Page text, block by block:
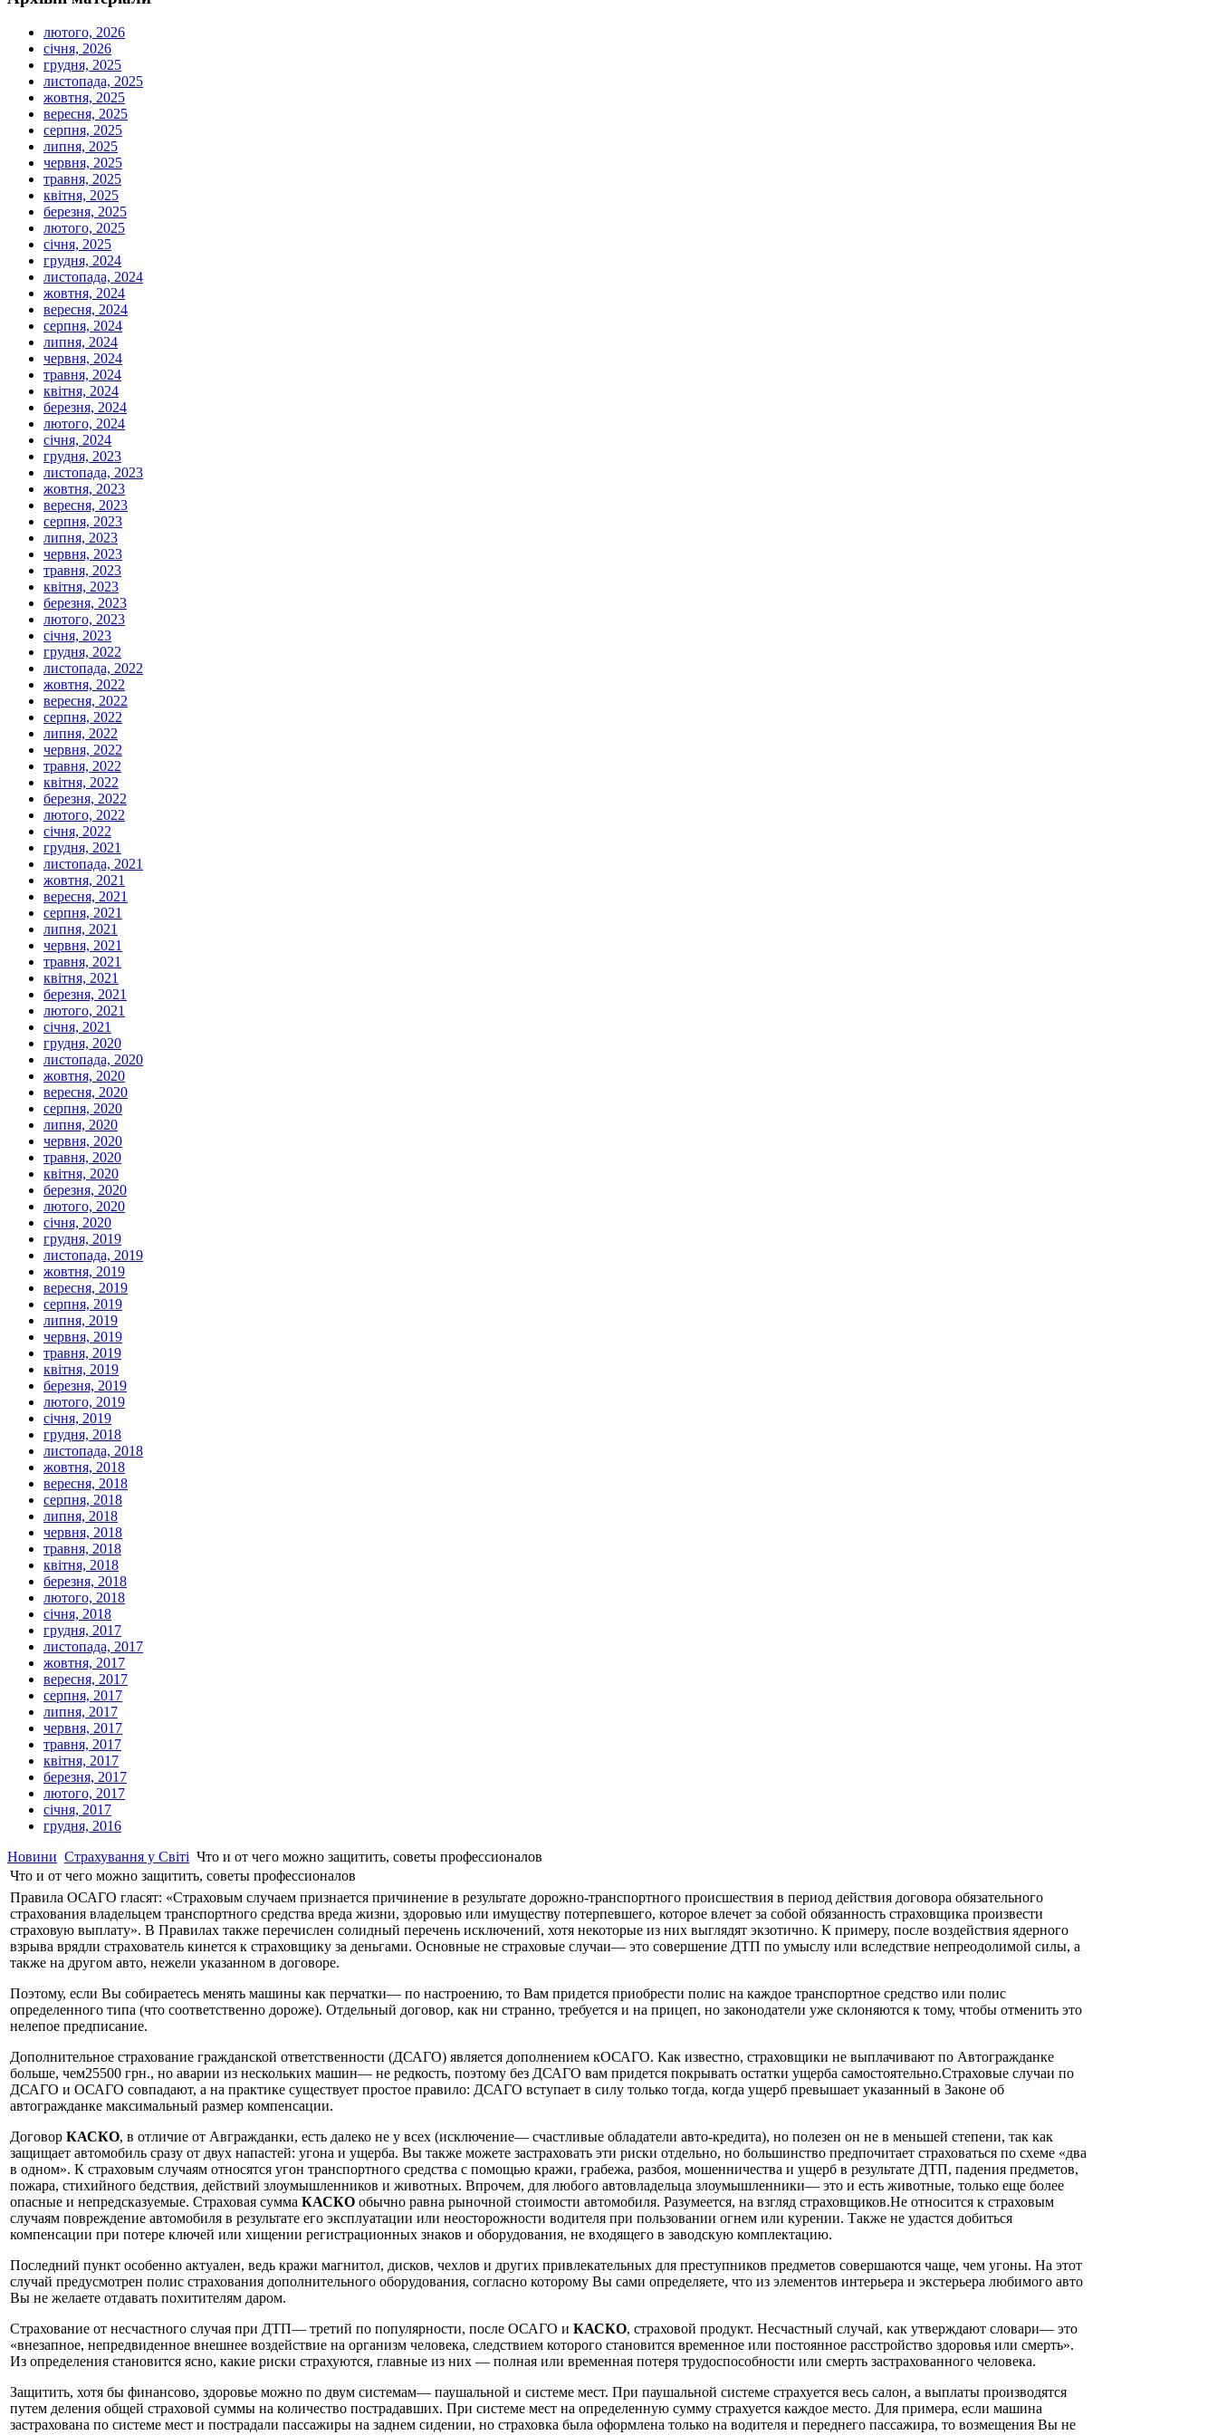
лютого, 2026
січня, 2026
грудня, 2025
листопада, 2025
жовтня, 2025
вересня, 2025
серпня, 2025
липня, 2025
червня, 2025
травня, 2025
квітня, 2025
березня, 2025
лютого, 2025
січня, 2025
грудня, 2024
листопада, 2024
жовтня, 2024
вересня, 2024
серпня, 2024
липня, 2024
червня, 2024
травня, 2024
квітня, 2024
березня, 2024
лютого, 2024
січня, 2024
грудня, 2023
листопада, 2023
жовтня, 2023
вересня, 2023
серпня, 2023
липня, 2023
червня, 2023
травня, 2023
квітня, 2023
березня, 2023
лютого, 2023
січня, 2023
грудня, 2022
листопада, 2022
жовтня, 2022
вересня, 2022
серпня, 2022
липня, 2022
червня, 2022
травня, 2022
квітня, 2022
березня, 2022
лютого, 2022
січня, 2022
грудня, 2021
листопада, 2021
жовтня, 2021
вересня, 2021
серпня, 2021
липня, 2021
червня, 2021
травня, 2021
квітня, 2021
березня, 2021
лютого, 2021
січня, 2021
грудня, 2020
листопада, 2020
жовтня, 2020
вересня, 2020
серпня, 2020
липня, 2020
червня, 2020
травня, 2020
квітня, 2020
березня, 2020
лютого, 2020
січня, 2020
грудня, 2019
листопада, 2019
жовтня, 2019
вересня, 2019
серпня, 2019
липня, 2019
червня, 2019
травня, 2019
квітня, 2019
березня, 2019
лютого, 2019
січня, 2019
грудня, 2018
листопада, 2018
жовтня, 2018
вересня, 2018
серпня, 2018
липня, 2018
червня, 2018
травня, 2018
квітня, 2018
березня, 2018
лютого, 2018
січня, 2018
грудня, 2017
листопада, 2017
жовтня, 2017
вересня, 2017
серпня, 2017
липня, 2017
червня, 2017
травня, 2017
квітня, 2017
березня, 2017
лютого, 2017
січня, 2017
грудня, 2016
Новини Страхування у Світі Что и от чего можно защитить, советы профессионалов
Что и от чего можно защитить, советы профессионалов
Правила ОСАГО гласят: «Страховым случаем признается причинение в результате дорожно-транспортного происшествия в период действия договора обязательного
страхования владельцем транспортного средства вреда жизни, здоровью или имуществу потерпевшего, которое влечет за собой обязанность страховщика произвести
страховую выплату». В Правилах также перечислен солидный перечень исключений, хотя некоторые из них выглядят экзотично. К примеру, после воздействия ядерного
взрыва врядли страхователь кинется к страховщику за деньгами. Основные не страховые случаи— это совершение ДТП по умыслу или вследствие непреодолимой силы, а
также на другом авто, нежели указанном в договоре.
Поэтому, если Вы собираетесь менять машины как перчатки— по настроению, то Вам придется приобрести полис на каждое транспортное средство или полис
определенного типа (что соответственно дороже). Отдельный договор, как ни странно, требуется и на прицеп, но законодатели уже склоняются к тому, чтобы отменить это
нелепое предписание.
Дополнительное страхование гражданской ответственности (ДСАГО) является дополнением кОСАГО. Как известно, страховщики не выплачивают по Автогражданке
больше, чем25500 грн., но аварии из нескольких машин— не редкость, поэтому без ДСАГО вам придется покрывать остатки ущерба самостоятельно.Страховые случаи по
ДСАГО и ОСАГО совпадают, а на практике существует простое правило: ДСАГО вступает в силу только тогда, когда ущерб превышает указанный в Законе об
автогражданке максимальный размер компенсации.
Договор КАСКО, в отличие от Авгражданки, есть далеко не у всех (исключение— счастливые обладатели авто-кредита), но полезен он не в меньшей степени, так как
защищает автомобиль сразу от двух напастей: угона и ущерба. Вы также можете застраховать эти риски отдельно, но большинство предпочитает страховаться по схеме «два
в одном». К страховым случаям относятся угон транспортного средства с помощью кражи, грабежа, разбоя, мошенничества и ущерб в результате ДТП, падения предметов,
пожара, стихийного бедствия, действий злоумышленников и животных. Впрочем, для любого автовладельца злоумышленники— это и есть животные, только еще более
опасные и непредсказуемые. Страховая сумма КАСКО обычно равна рыночной стоимости автомобиля. Разумеется, на взгляд страховщиков.Не относится к страховым
случаям повреждение автомобиля в результате его эксплуатации или неосторожности водителя при пользовании огнем или курении. Также не удастся добиться
компенсации при потере ключей или хищении регистрационных знаков и оборудования, не входящего в заводскую комплектацию.
Последний пункт особенно актуален, ведь кражи магнитол, дисков, чехлов и других привлекательных для преступников предметов совершаются чаще, чем угоны. На этот
случай предусмотрен полис страхования дополнительного оборудования, согласно которому Вы сами определяете, что из элементов интерьера и экстерьера любимого авто
Вы не желаете отдавать похитителям даром.
Страхование от несчастного случая при ДТП— третий по популярности, после ОСАГО и КАСКО, страховой продукт. Несчастный случай, как утверждают словари— это
«внезапное, непредвиденное внешнее воздействие на организм человека, следствием которого становится временное или постоянное расстройство здоровья или смерть».
Из определения становится ясно, какие риски страхуются, главные из них — полная или временная потеря трудоспособности или смерть застрахованного человека.
Защитить, хотя бы финансово, здоровье можно по двум системам— паушальной и системе мест. При паушальной системе страхуется весь салон, а выплаты производятся
путем деления общей страховой суммы на количество пострадавших. При системе мест на определенную сумму страхуется каждое место. Для примера, если машина
застрахована по системе мест и пострадали пассажиры на заднем сидении, но страховка была оформлена только на водителя и переднего пассажира, то возмещения Вы не